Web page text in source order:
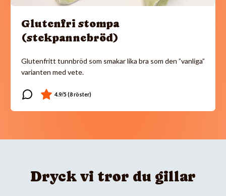
Glutenfri stompa
(stekpannebröd)
Glutenfritt tunnbröd som smakar lika bra som den ”vanliga”
varianten med vete.
Dryck vi tror du gillar